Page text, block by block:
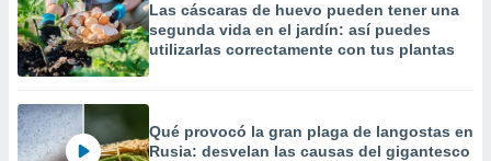
de
de
de
con el
Las cáscaras de huevo pueden tener una
segunda vida en el jardín: así puedes
utilizarlas correctamente con tus plantas
Qué provocó la gran plaga de langostas en
Rusia: desvelan las causas del gigantesco